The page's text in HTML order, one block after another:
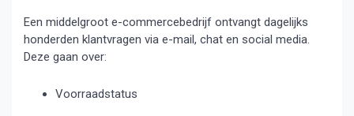
Een middelgroot e-commercebedrijf ontvangt dagelijks
honderden klantvragen via e-mail, chat en social media.
Deze gaan over:
Voorraadstatus